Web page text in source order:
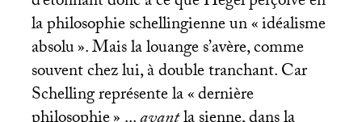
la philosophie schellingienne un «idéalisme
absolu». Mais la louange s’avère, comme
souvent chez lui, à double tranchant. Car
Schelling représente la «dernière